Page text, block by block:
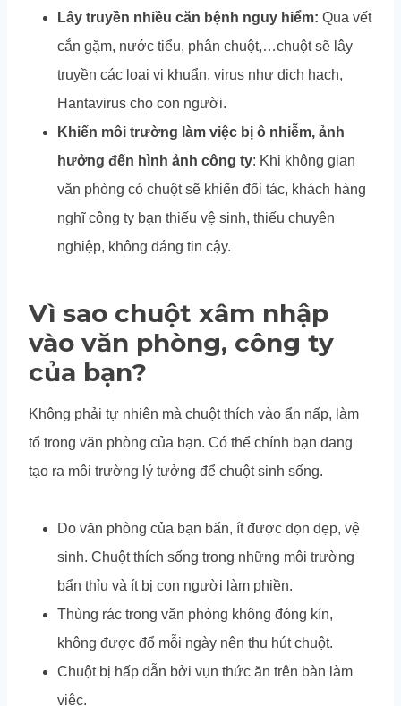
Lây truyền nhiều căn bệnh nguy hiểm: Qua vết
cắn gặm, nước tiểu, phân chuột,…chuột sẽ lây
truyền các loại vi khuẩn, virus như dịch hạch,
Hantavirus cho con người.
Khiến môi trường làm việc bị ô nhiễm, ảnh
hưởng đến hình ảnh công ty: Khi không gian
văn phòng có chuột sẽ khiến đối tác, khách hàng
nghĩ công ty bạn thiếu vệ sinh, thiếu chuyên
nghiệp, không đáng tin cậy.
Vì sao chuột xâm nhập
vào văn phòng, công ty
của bạn?
Không phải tự nhiên mà chuột thích vào ẩn nấp, làm
tổ trong văn phòng của bạn. Có thể chính bạn đang
tạo ra môi trường lý tưởng để chuột sinh sống.
Do văn phòng của bạn bẩn, ít được dọn dẹp, vệ
sinh. Chuột thích sống trong những môi trường
bẩn thỉu và ít bị con người làm phiền.
Thùng rác trong văn phòng không đóng kín,
không được đổ mỗi ngày nên thu hút chuột.
Chuột bị hấp dẫn bởi vụn thức ăn trên bàn làm
việc.